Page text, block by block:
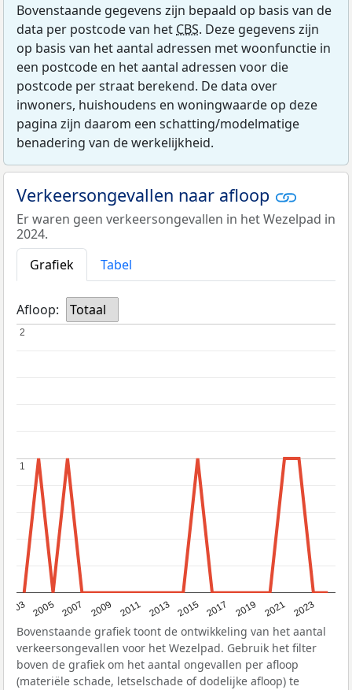
Bovenstaande gegevens zijn bepaald op basis van de
data per postcode van het CBS. Deze gegevens zijn
op basis van het aantal adressen met woonfunctie in
een postcode en het aantal adressen voor die
postcode per straat berekend. De data over
inwoners, huishoudens en woningwaarde op deze
pagina zijn daarom een schatting/modelmatige
benadering van de werkelijkheid.
Verkeersongevallen naar afloop
Er waren geen verkeersongevallen in het Wezelpad in
2024.
Grafiek
Tabel
Afloop: Totaal
2003 2005 2007 2009 2011 2013 2015 2017 2019 2021 2023
1
1
2
2
Bovenstaande grafiek toont de ontwikkeling van het aantal
verkeersongevallen voor het Wezelpad. Gebruik het filter
boven de grafiek om het aantal ongevallen per afloop
(materiële schade, letselschade of dodelijke afloop) te